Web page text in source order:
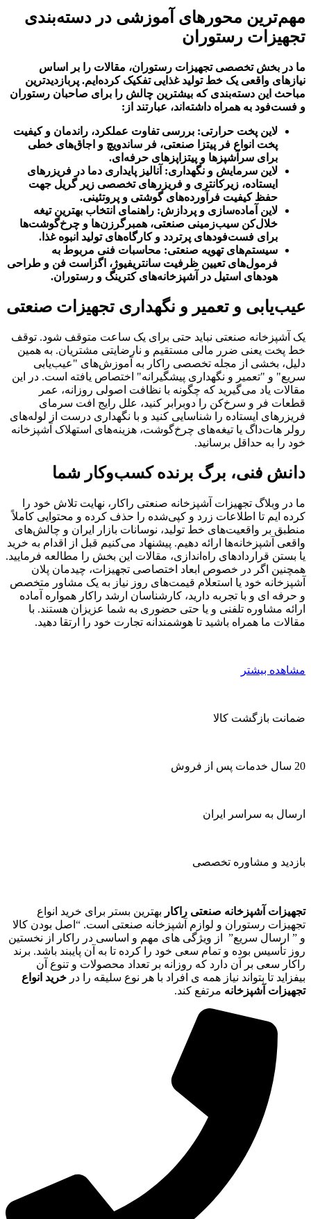
مهم‌ترین محورهای آموزشی در دسته‌بندی
تجهیزات رستوران
ما در بخش تخصصی تجهیزات رستوران، مقالات را بر اساس
نیازهای واقعی یک خط تولید غذایی تفکیک کرده‌ایم. پربازدیدترین
مباحث این دسته‌بندی که بیشترین چالش را برای صاحبان رستوران
و فست‌فود به همراه داشته‌اند، عبارتند از :
لاین پخت حرارتی: بررسی تفاوت عملکرد، راندمان و کیفیت
پخت انواع فر پیتزا صنعتی، فر ساندویچ و اجاق‌های خطی
برای سرآشپزها و پیتزا‌پزهای حرفه‌ای.
لاین سرمایش و نگهداری: آنالیز پایداری دما در فریزرهای
ایستاده، زیرکانتری و فریزرهای تخصصی زیر گریل جهت
حفظ کیفیت فرآورده‌های گوشتی و پروتئینی.
لاین آماده‌سازی و پردازش: راهنمای انتخاب بهترین تیغه
خلال‌کن سیب‌زمینی صنعتی، همبرگرزن‌ها و چرخ‌گوشت‌ها
برای فست‌فودهای پرتردد و کارگاه‌های تولید انبوه غذا .
سیستم‌های تهویه صنعتی: محاسبات فنی مربوط به
فرمول‌های تعیین ظرفیت سانتریفیوژ، اگزاست فن و طراحی
هودهای استیل در آشپزخانه‌های کترینگ و رستوران.
عیب‌یابی و تعمیر و نگهداری تجهیزات صنعتی
یک آشپزخانه صنعتی نباید حتی برای یک ساعت متوقف شود. توقف
خط پخت یعنی ضرر مالی مستقیم و نارضایتی مشتریان. به همین
دلیل، بخشی از مجله تخصصی راکار به آموزش‌های "عیب‌یابی
سریع" و "تعمیر و نگهداری پیشگیرانه" اختصاص یافته است. در این
مقالات یاد می‌گیرید که چگونه با نظافت اصولی روزانه، عمر
قطعات فر و سرخ‌کن را دوبرابر کنید، علل رایج افت سرمای
فریزرهای ایستاده را شناسایی کنید و با نگهداری درست از لوله‌های
رولر هات‌داگ یا تیغه‌های چرخ‌گوشت، هزینه‌های استهلاک آشپزخانه
خود را به حداقل برسانید.
دانش فنی، برگ برنده کسب‌وکار شما
ما در وبلاگ تجهیزات آشپزخانه صنعتی راکار، نهایت تلاش خود را
کرده ایم تا اطلاعات زرد و کپی‌شده را حذف کرده و محتوایی کاملاً
منطبق بر واقعیت‌های خط تولید، نوسانات بازار ایران و چالش‌های
واقعی آشپزخانه‌ها ارائه دهیم. پیشنهاد می‌کنیم قبل از اقدام به خرید
یا بستن قراردادهای راه‌اندازی، مقالات این بخش را مطالعه فرمایید.
همچنین اگر در خصوص ابعاد اختصاصی تجهیزات، چیدمان پلان
آشپزخانه خود یا استعلام قیمت‌های روز نیاز به یک مشاور متخصص
و حرفه ای و با تجربه دارید، کارشناسان ارشد راکار همواره آماده
ارائه مشاوره تلفنی و یا حتی حضوری به شما عزیزان هستند. با
مقالات ما همراه باشید تا هوشمندانه تجارت خود را ارتقا دهید.
مشاهده بیشتر
ضمانت بازگشت کالا
20 سال خدمات پس از فروش
ارسال به سراسر ایران
بازدید و مشاوره تخصصی
تجهیزات آشپزخانه صنعتی راکار بهترین بستر برای خرید انواع
تجهیزات رستوران و لوازم آشپزخانه صنعتی است. “اصل بودن کالا
و ” ارسال سریع” از ویژگی های مهم و اساسی در راکار از نخستین
روز تأسیس بوده و تمام سعی خود را کرده تا به آن پایبند باشد. برند
راکار سعی بر آن دارد که روزانه بر تعداد محصولات و تنوع آن
بیفزاید تا بتواند نیاز همه ی افراد با هر نوع سلیقه را در خرید انواع
تجهیزات آشپزخانه مرتفع کند.